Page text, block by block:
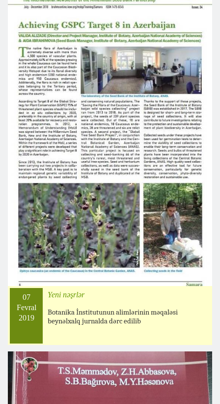
07
Fevral
2019
Yeni nəşrlər
Botanika İnstitutunun alimlərinin məqaləsi
beynəlxalq jurnalda dərc edilib